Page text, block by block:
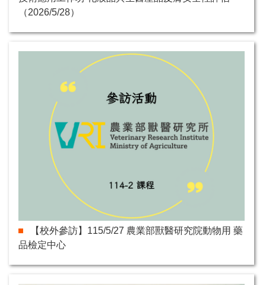
（2026/5/28）
【校外參訪】115/5/27 農業部獸醫研究院動物用 藥
品檢定中心